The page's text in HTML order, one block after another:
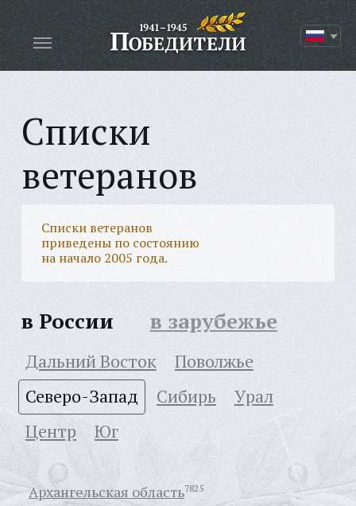
Списки
ветеранов
Списки ветеранов
приведены по состоянию
на начало 2005 года.
в России в зарубежье
Дальний Восток
Поволжье
Северо-Запад
Сибирь
Урал
Центр
Юг
Архангельская область7825